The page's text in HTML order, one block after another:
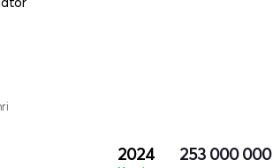
2024 253 000 000